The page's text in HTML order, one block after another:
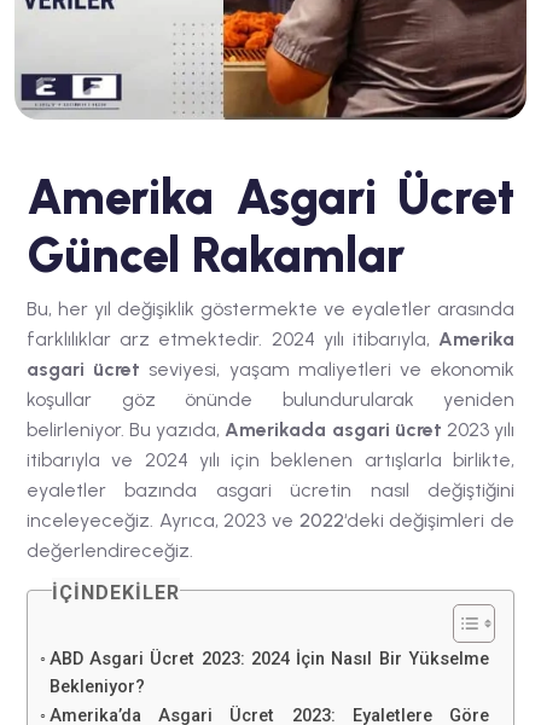
Amerika Asgari Ücret
Güncel Rakamlar
Bu, her yıl değişiklik göstermekte ve eyaletler arasında
farklılıklar arz etmektedir. 2024 yılı itibarıyla, Amerika
asgari ücret seviyesi, yaşam maliyetleri ve ekonomik
koşullar göz önünde bulundurularak yeniden
belirleniyor. Bu yazıda,Amerikada asgari ücret 2023 yılı
itibarıyla ve 2024 yılı için beklenen artışlarla birlikte,
eyaletler bazında asgari ücretin nasıl değiştiğini
inceleyeceğiz. Ayrıca, 2023 ve 2022‘deki değişimleri de
değerlendireceğiz.
İÇINDEKILER
ABD Asgari Ücret 2023: 2024 İçin Nasıl Bir Yükselme
Bekleniyor?
Amerika’da Asgari Ücret 2023: Eyaletlere Göre